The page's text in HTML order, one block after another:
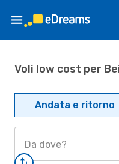
Voli low cost per
Andata e ritorno
Da dove?